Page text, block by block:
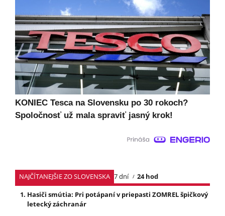
KONIEC Tesca na Slovensku po 30 rokoch?
Spoločnosť už mala spraviť jasný krok!
NAJČÍTANEJŠIE ZO SLOVENSKA 7 dní
24 hod
Hasiči smútia: Pri potápaní v priepasti ZOMREL špičkový
letecký záchranár